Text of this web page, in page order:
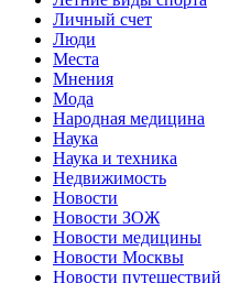
Личный счет
Люди
Места
Мнения
Мода
Народная медицина
Наука
Наука и техника
Недвижимость
Новости
Новости ЗОЖ
Новости медицины
Новости Москвы
Новости путешествий